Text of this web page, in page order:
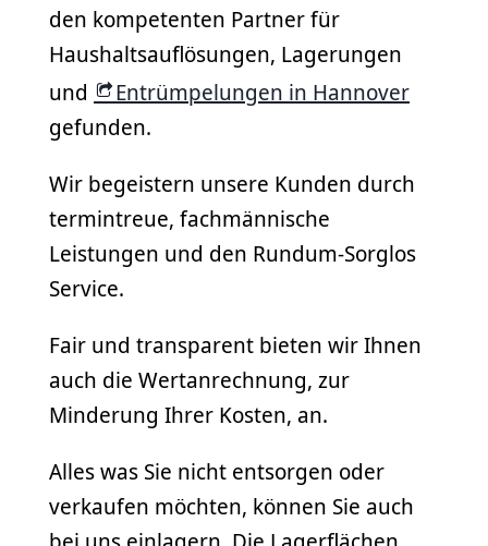
den kompetenten Partner für
Haushaltsauflösungen, Lagerungen
und
Entrümpelungen in Hannover
gefunden.
Wir begeistern unsere Kunden durch
termintreue, fachmännische
Leistungen und den Rundum-Sorglos
Service.
Fair und transparent bieten wir Ihnen
auch die Wertanrechnung, zur
Minderung Ihrer Kosten, an.
Alles was Sie nicht entsorgen oder
verkaufen möchten, können Sie auch